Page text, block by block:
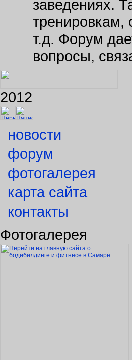
заведениях.
тренировкам,
т.д. Форум
вопросы,
2012
новости
форум
фотогалерея
карта сайта
контакты
Фотогалерея